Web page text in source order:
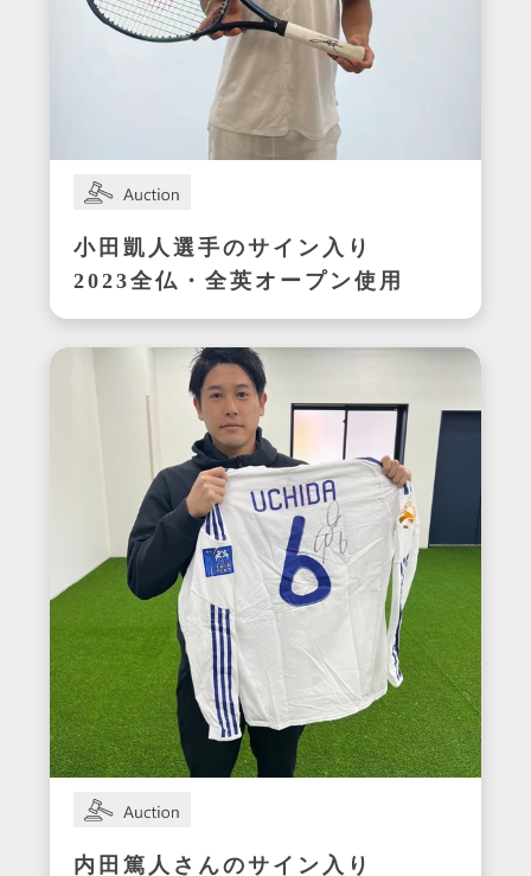
小田凱人選手のサイン入り
2023全仏・全英オープン使用
ラケット